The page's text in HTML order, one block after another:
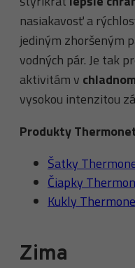
nasiakavosť a
jediným zhoršeným
vodných pár. Je tak
aktivitám v
vysokou intenzitou
Produkty
Šatky
Čiapky
Kukly
Zima